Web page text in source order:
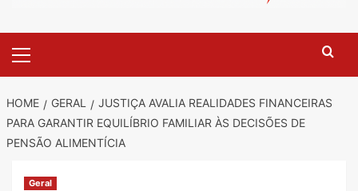
Menu
HOME GERAL
JUSTIÇA AVALIA REALIDADES FINANCEIRAS
PARA GARANTIR EQUILÍBRIO FAMILIAR ÀS DECISÕES DE
PENSÃO ALIMENTÍCIA
Geral